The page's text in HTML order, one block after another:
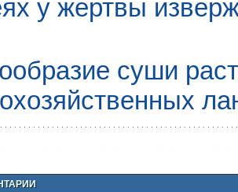
у жертвы
суши